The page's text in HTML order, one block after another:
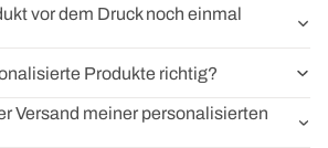
vor dem Druck noch einmal
Produkte richtig?
Versand meiner personalisierten